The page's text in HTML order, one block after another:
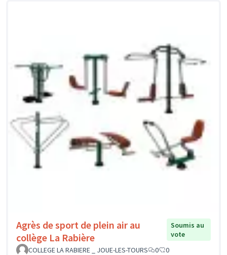
Agrès de sport de plein air au
collège La Rabière
Soumis au
vote
COLLEGE LA RABIERE _ JOUE-LES-TOURS
0 0